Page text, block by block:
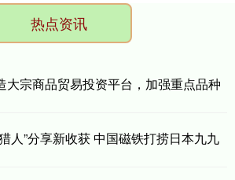
热点资讯
大宗商品贸易投资平台，加强重点品种
人”分享新收获 中国磁铁打捞日本九九